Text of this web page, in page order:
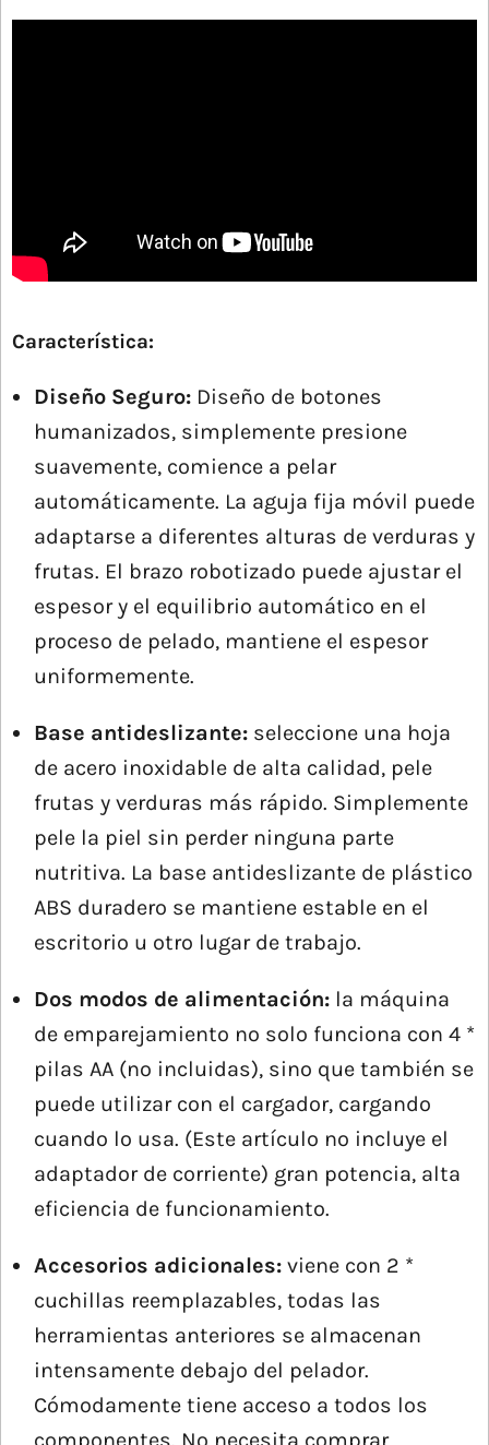
Característica:
Diseño Seguro: Diseño de botones
humanizados, simplemente presione
suavemente, comience a pelar
automáticamente. La aguja fija móvil puede
adaptarse a diferentes alturas de verduras y
frutas. El brazo robotizado puede ajustar el
espesor y el equilibrio automático en el
proceso de pelado, mantiene el espesor
uniformemente.
Base antideslizante: seleccione una hoja
de acero inoxidable de alta calidad, pele
frutas y verduras más rápido. Simplemente
pele la piel sin perder ninguna parte
nutritiva. La base antideslizante de plástico
ABS duradero se mantiene estable en el
escritorio u otro lugar de trabajo.
Dos modos de alimentación: la máquina
de emparejamiento no solo funciona con 4 *
pilas AA (no incluidas), sino que también se
puede utilizar con el cargador, cargando
cuando lo usa. (Este artículo no incluye el
adaptador de corriente) gran potencia, alta
eficiencia de funcionamiento.
Accesorios adicionales: viene con 2 *
cuchillas reemplazables, todas las
herramientas anteriores se almacenan
intensamente debajo del pelador.
Cómodamente tiene acceso a todos los
componentes. No necesita comprar